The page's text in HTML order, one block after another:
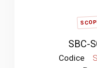
SBC-
Codice